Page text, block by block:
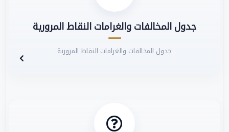
جدول المخالفات والغرامات النقاط المرورية
جدول المخالفات والغرامات النقاط المرورية